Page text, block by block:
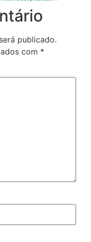
publicado.
com *